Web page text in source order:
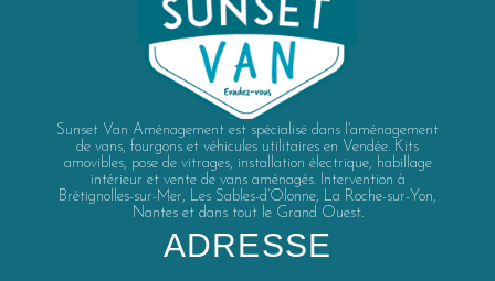
Sunset Van Aménagement est spécialisé dans l’aménagement
de vans, fourgons et véhicules utilitaires en Vendée. Kits
amovibles, pose de vitrages, installation électrique, habillage
intérieur et vente de vans aménagés. Intervention à
Brétignolles-sur-Mer, Les Sables-d’Olonne, La Roche-sur-Yon,
Nantes et dans tout le Grand Ouest.
ADRESSE